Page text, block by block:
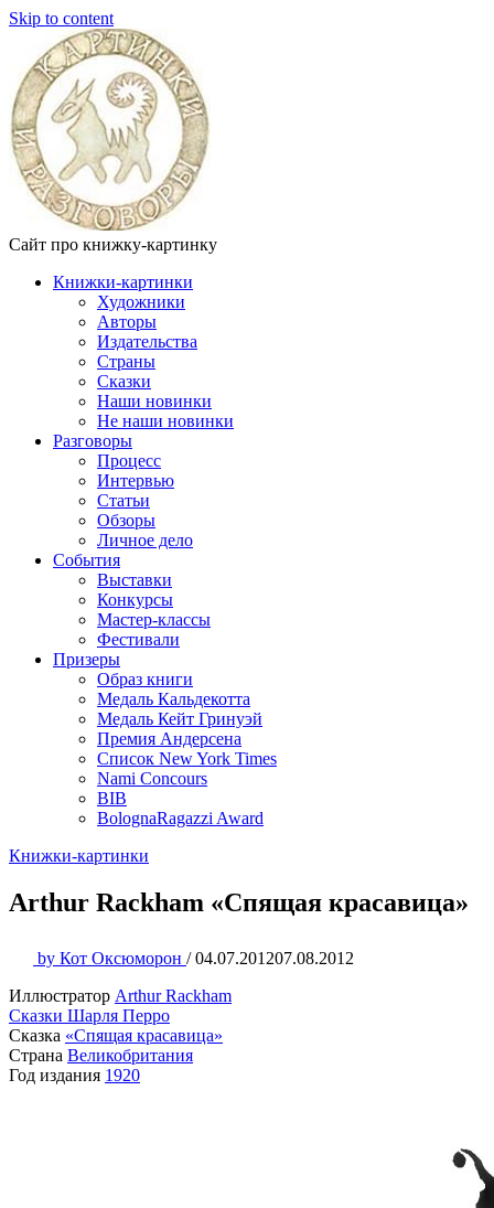
Skip to content
Сайт про книжку-картинку
Книжки-картинки
Художники
Авторы
Издательства
Страны
Сказки
Наши новинки
Не наши новинки
Разговоры
Процесс
Интервью
Статьи
Обзоры
Личное дело
События
Выставки
Конкурсы
Мастер-классы
Фестивали
Призеры
Образ книги
Медаль Кальдекотта
Медаль Кейт Гринуэй
Премия Андерсена
Список New York Times
Nami Concours
BIB
BolognaRagazzi Award
Книжки-картинки
Arthur Rackham «Спящая красавица»
by Кот Оксюморон / 04.07.201207.08.2012
Иллюстратор Arthur Rackham
Сказки Шарля Перро
Сказка «Спящая красавица»
Страна Великобритания
Год издания 1920